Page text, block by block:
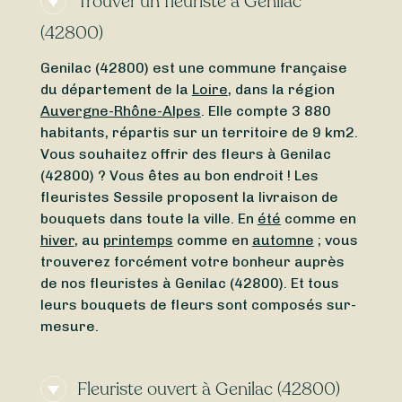
(42800)
Genilac (42800) est une commune française
du département de la Loire, dans la région
Auvergne-Rhône-Alpes. Elle compte 3 880
habitants, répartis sur un territoire de 9 km2.
Vous souhaitez offrir des fleurs à Genilac
(42800) ? Vous êtes au bon endroit ! Les
fleuristes Sessile proposent la livraison de
bouquets dans toute la ville. En été comme en
hiver, au printemps comme en automne ; vous
trouverez forcément votre bonheur auprès
de nos fleuristes à Genilac (42800). Et tous
leurs bouquets de fleurs sont composés sur-
mesure.
Fleuriste ouvert à Genilac (42800)